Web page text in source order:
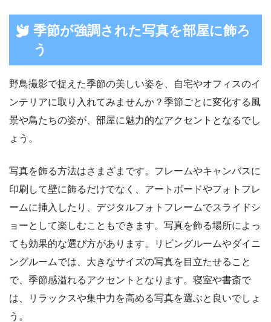
季節が強調された写真を部屋に飾ろ
う
野鳥撮影で捉えた季節の美しい姿を、自宅やオフィスのイ
ンテリアに取り入れてみませんか？季節ごとに変化する風
景や鳥たちの姿が、部屋に魅力的なアクセントとなるでし
ょう。
写真を飾る方法はさまざまです。フレームやキャンバスに
印刷して壁に飾るだけでなく、アートボードやフォトフレ
ームに挿入したり、デジタルフォトフレームでスライドシ
ョーとして楽しむこともできます。写真を飾る場所によっ
ても効果的な選び方があります。リビングルームやダイニ
ングルームでは、大きなサイズの写真を目立たせること
で、季節感溢れるアクセントとなります。寝室や書斎で
は、リラックスや集中力を高める写真を選ぶと良いでしょ
う。